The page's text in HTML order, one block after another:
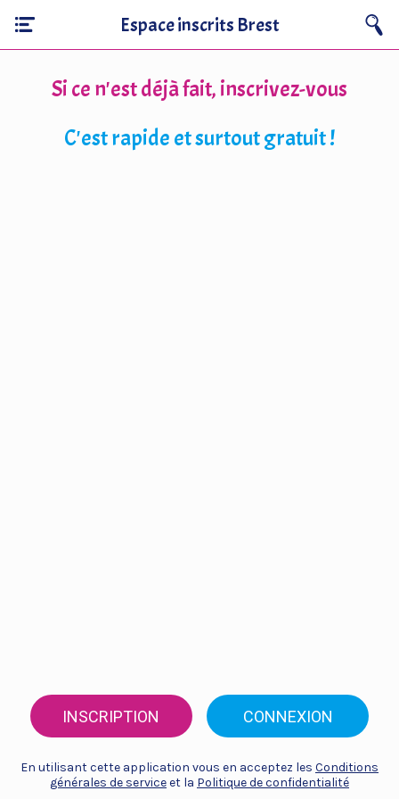
Espace inscrits Brest
Si ce n'est déjà fait, inscrivez-vous
C'est rapide et surtout gratuit !
INSCRIPTION CONNEXION
En utilisant cette application vous en acceptez les Conditions
générales de serviceet la Politique de confidentialité